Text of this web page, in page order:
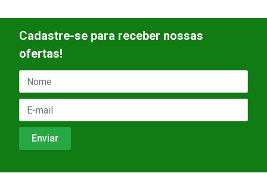
Cadastre-se para receber nossas
ofertas!